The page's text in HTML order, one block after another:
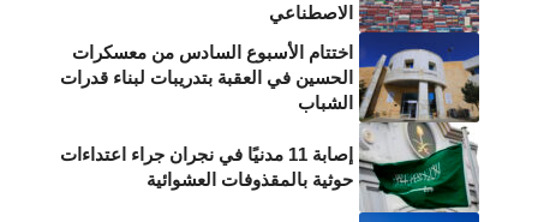
الاصطناعي
اختتام الأسبوع السادس من معسكرات
الحسين في العقبة بتدريبات لبناء قدرات
الشباب
إصابة 11 مدنيًا في نجران جراء اعتداءات
حوثية بالمقذوفات العشوائية